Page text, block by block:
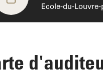
Ecole-du-